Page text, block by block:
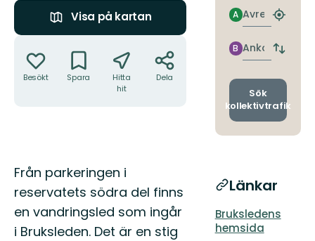
Visa på kartan
Besökt Spara
Hitta
hit
Dela
Beskrivning
Från parkeringen i
reservatets södra del finns
en vandringsled som ingår
i Bruksleden. Det är en stig
Avresa
A
Hitta
Ankomst
B
Byt
och
Sök
kollektivtrafik
Länkar
Bruksledens
hemsida